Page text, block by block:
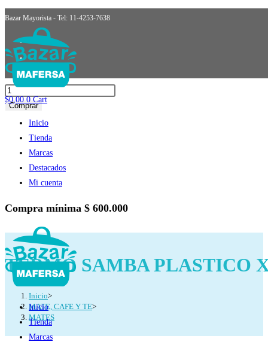
Ir
contenido
Bazar Mayorista - Tel: 11-4253-7638
$0,00 0 Cart
Inicio
Tienda
Marcas
Destacados
Mi cuenta
Compra mínima $ 600.000
Inicio
Tienda
Marcas
Seleccionado:
TERMO SAMBA PLASTICO X1L.RUKA
$5.466,78
TERMO
SAMBA
PLASTICO
X1L.RUKA
cantidad
Comprar
TERMO SAMBA PLASTICO
Inicio>
MATE, CAFE Y TE>
MATES